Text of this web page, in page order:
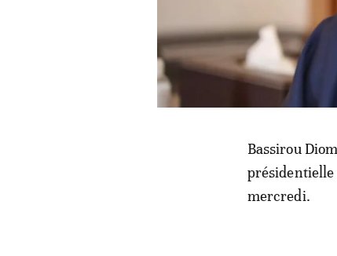
Bassirou
présidentielle
mercredi.